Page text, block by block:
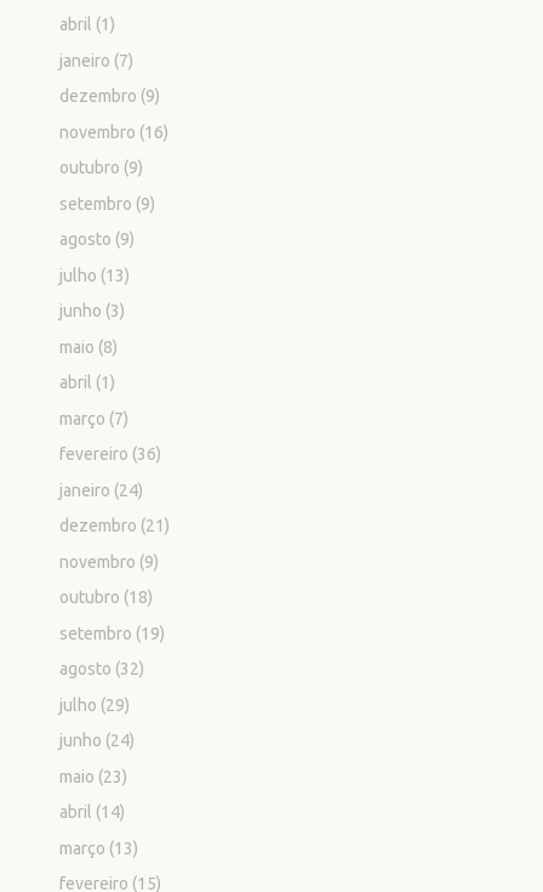
abril (1)
janeiro (7)
dezembro (9)
novembro (16)
outubro (9)
setembro (9)
agosto (9)
julho (13)
junho (3)
maio (8)
abril (1)
março (7)
fevereiro (36)
janeiro (24)
dezembro (21)
novembro (9)
outubro (18)
setembro (19)
agosto (32)
julho (29)
junho (24)
maio (23)
abril (14)
março (13)
fevereiro (15)